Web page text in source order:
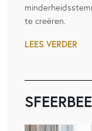
te creëren.
LEES VERDER